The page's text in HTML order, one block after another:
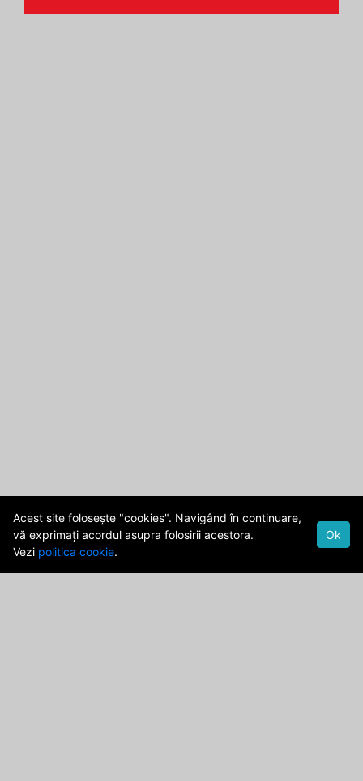
Acest site folosește "cookies". Navigând în continuare,
vă exprimați acordul asupra folosirii acestora.
Vezi politica cookie.
Ok